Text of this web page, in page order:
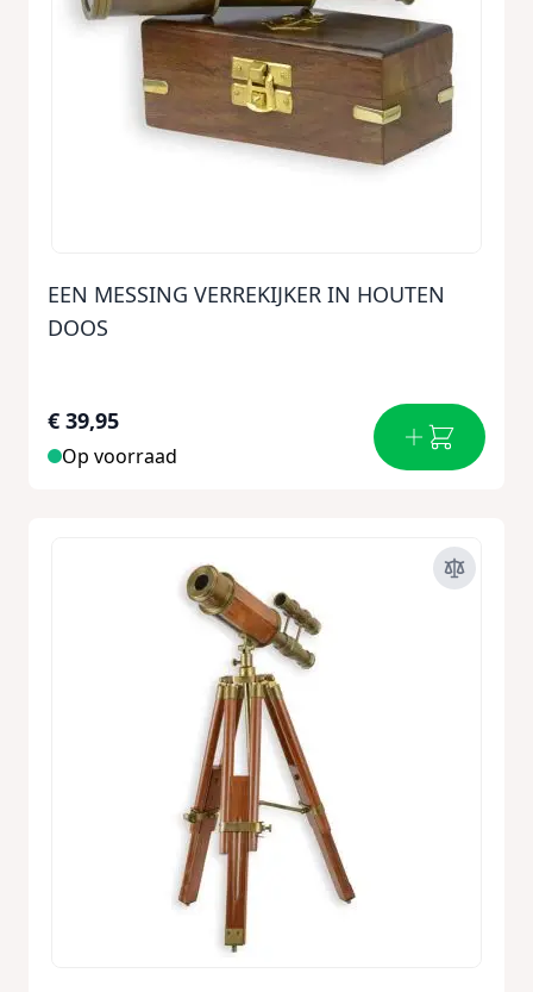
EEN MESSING VERREKIJKER IN HOUTEN
DOOS
€ 39,95
Op voorraad